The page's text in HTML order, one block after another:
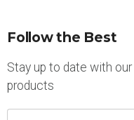
Follow the Best
Stay up to date with
products